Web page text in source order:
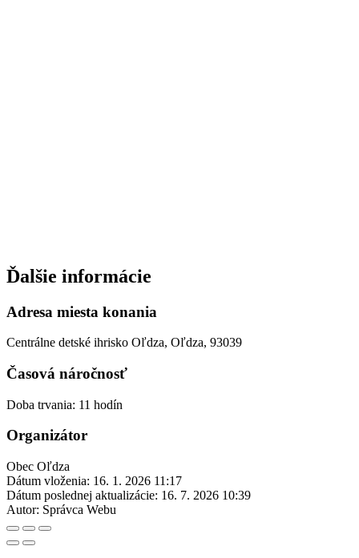
Ďalšie informácie
Adresa miesta konania
Centrálne detské ihrisko Oľdza, Oľdza, 93039
Časová náročnosť
Doba trvania: 11 hodín
Organizátor
Obec Oľdza
Dátum vloženia: 16. 1. 2026 11:17
Dátum poslednej aktualizácie: 16. 7. 2026 10:39
Autor: Správca Webu